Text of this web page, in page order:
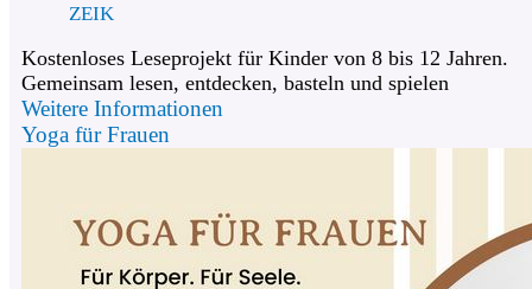
ZEIK
Kostenloses Leseprojekt für Kinder von 8 bis 12 Jahren.
Gemeinsam lesen, entdecken, basteln und spielen
Weitere Informationen
Yoga für Frauen